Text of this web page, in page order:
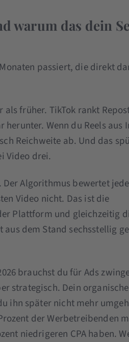
warum das dein
passiert, die direkt
früher. TikTok rankt
Wenn du Reels aus
Reichweite ab. Und das
Video drei.
Algorithmus bewertet
Video nicht. Das ist die
Plattform und gleichzeitig
dem Stand sechsstellig
brauchst du für Ads
strategisch. Dein
ihn später nicht mehr
der Werbetreibenden
niedrigeren CPA haben.